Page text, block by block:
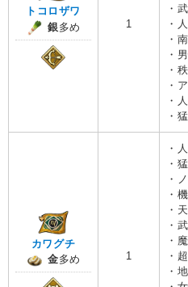
トコロザワ
銀多め 1
・
・
・
・
・
・
・
・
カワグチ
金多め 1
・
・
・
・
・
・
・
・
・